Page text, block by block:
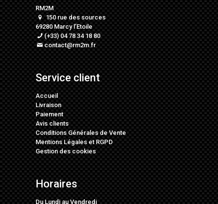
RM2M
150 rue des sources
69280 Marcy l’Etoile
(+33) 04 78 34 18 80
contact@rm2m.fr
Service client
Accueil
Livraison
Paiement
Avis clients
Conditions Générales de Vente
Mentions LégalesetRGPD
Gestion des cookies
Horaires
Du Lundi au Vendredi